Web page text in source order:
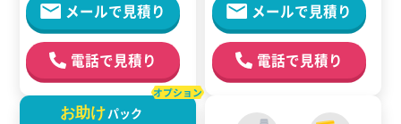
メールで見積り
電話で見積り
メールで見積り
電話で見積り
お助けパック
オプション